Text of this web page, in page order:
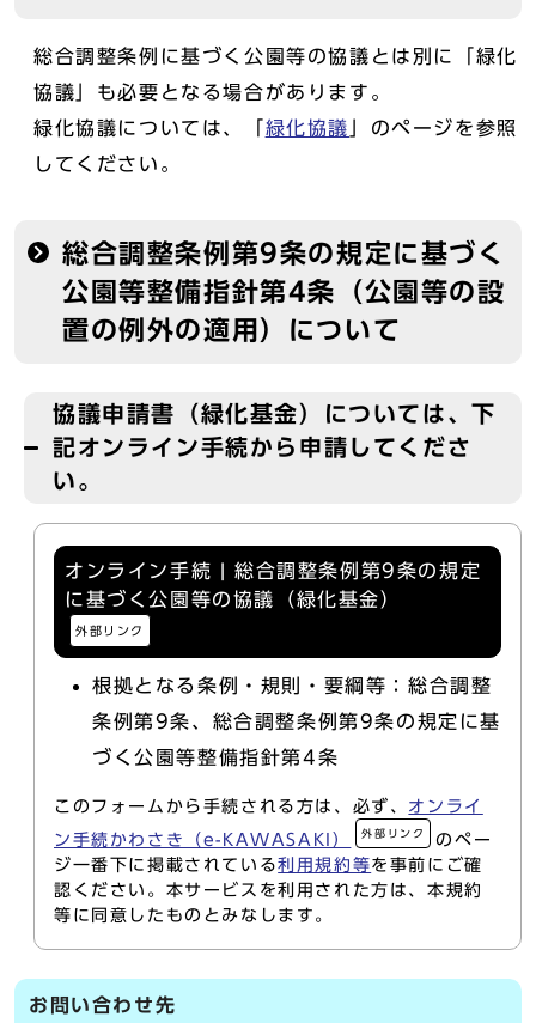
総合調整条例に基づく公園等の協議とは別に「緑化
協議」も必要となる場合があります。
緑化協議については、「 緑化協議
」のページを参照
してください。
総合調整条例第9条の規定に基づく
公園等整備指針第4条（公園等の設
置の例外の適用）について
協議申請書（緑化基金）については、下
記オンライン手続から申請してくださ
い。
オンライン手続 | 総合調整条例第9条の規定
に基づく公園等の協議（緑化基金）
外部リンク
根拠となる条例・規則・要綱等：総合調整
条例第9条、総合調整条例第9条の規定に基
づく公園等整備指針第4条
このフォームから手続される方は、必ず、 オンライ
ン手続かわさき（e-KAWASAKI）
外部リンク
のペー
ジ一番下に掲載されている利用規約等を事前にご確
認ください。本サービスを利用された方は、本規約
等に同意したものとみなします。
お問い合わせ先